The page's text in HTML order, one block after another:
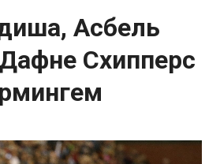
Асбель
Схипперс